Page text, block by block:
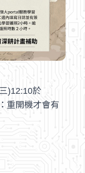
)12:10於
重開機才會有